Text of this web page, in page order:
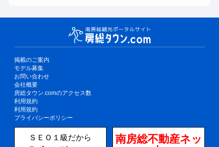
掲載のご案内
モデル募集
お問い合わせ
会社概要
房総タウン.comのアクセス数
利用規約
利用規約
プライバシーポリシー
ＳＥＯ１級だから
南房総不動産ネッ